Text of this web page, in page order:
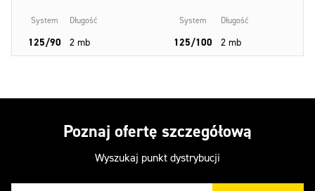
System Długość
125/90 2 mb
System Długość
125/100 2 mb
Poznaj ofertę szczegółową
Wyszukaj punkt dystrybucji